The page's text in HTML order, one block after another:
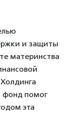
и защиты
материнства
фонд помог
эта